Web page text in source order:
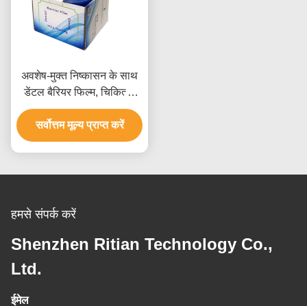
अवशेष-मुक्त निष्कासन के साथ
डेंटल बैरियर फिल्म, चिकित्सा
उपकरण सुरक्षा के लिए उत्कृष्ट
पारदर्शिता और टिकाऊ कोर
सर्वोत्तम मूल्य प्राप्त करें
हमसे संपर्क करें
Shenzhen Ritian Technology Co.,
Ltd.
ईमेल